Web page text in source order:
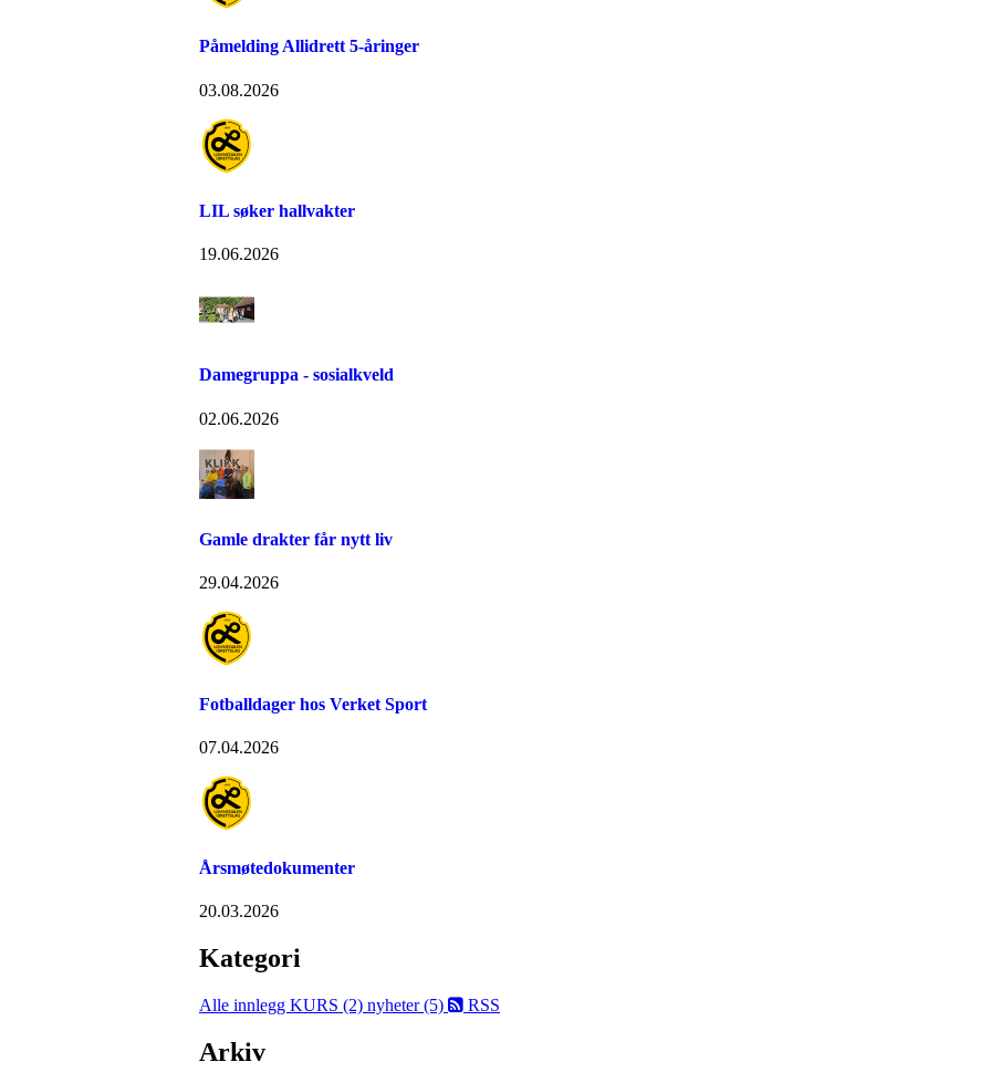
Påmelding Allidrett 5-åringer
03.08.2026
LIL søker hallvakter
19.06.2026
Damegruppa - sosialkveld
02.06.2026
Gamle drakter får nytt liv
29.04.2026
Fotballdager hos Verket Sport
07.04.2026
Årsmøtedokumenter
20.03.2026
Kategori
Alle innlegg KURS (2) nyheter (5) RSS
Arkiv